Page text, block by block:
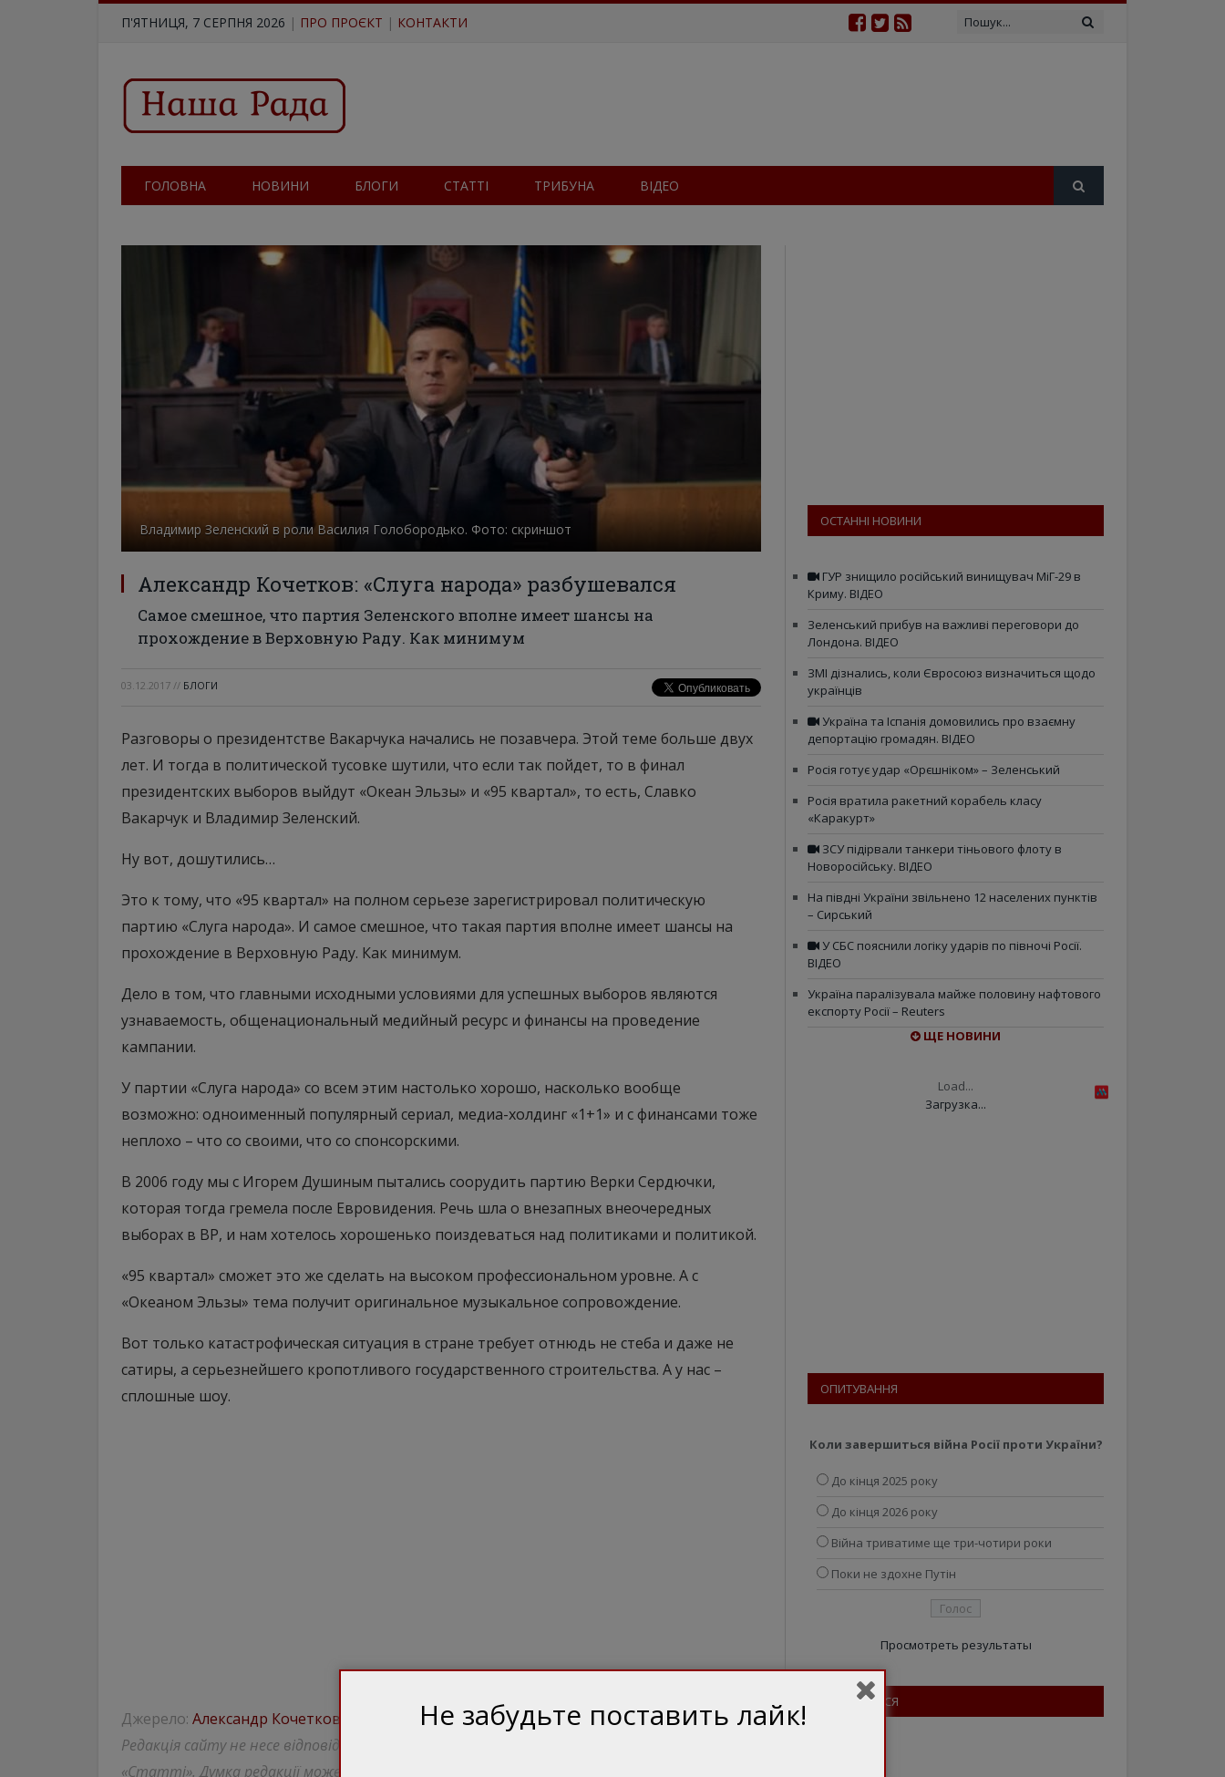
П'ЯТНИЦЯ, 7 СЕРПНЯ 2026 | ПРО ПРОЄКТ | КОНТАКТИ
ГОЛОВНА НОВИНИ БЛОГИ СТАТТІ ТРИБУНА ВІДЕО
Владимир Зеленский в роли Василия Голобородько. Фото: скриншот
Александр Кочетков: «Слуга народа» разбушевался
Самое смешное, что партия Зеленского вполне имеет шансы на
прохождение в Верховную Раду. Как минимум
03.12.2017 // БЛОГИ
Разговоры о президентстве Вакарчука начались не позавчера. Этой теме больше двух
лет. И тогда в политической тусовке шутили, что если так пойдет, то в финал
президентских выборов выйдут «Океан Эльзы» и «95 квартал», то есть, Славко
Вакарчук и Владимир Зеленский.
Ну вот, дошутились…
Это к тому, что «95 квартал» на полном серьезе зарегистрировал политическую
партию «Слуга народа». И самое смешное, что такая партия вполне имеет шансы на
прохождение в Верховную Раду. Как минимум.
Дело в том, что главными исходными условиями для успешных выборов являются
узнаваемость, общенациональный медийный ресурс и финансы на проведение
кампании.
У партии «Слуга народа» со всем этим настолько хорошо, насколько вообще
возможно: одноименный популярный сериал, медиа-холдинг «1+1» и с финансами тоже
неплохо – что со своими, что со спонсорскими.
В 2006 году мы с Игорем Душиным пытались соорудить партию Верки Сердючки,
которая тогда гремела после Евровидения. Речь шла о внезапных внеочередных
выборах в ВР, и нам хотелось хорошенько поиздеваться над политиками и политикой.
«95 квартал» сможет это же сделать на высоком профессиональном уровне. А с
«Океаном Эльзы» тема получит оригинальное музыкальное сопровождение.
Вот только катастрофическая ситуация в стране требует отнюдь не стеба и даже не
сатиры, а серьезнейшего кропотливого государственного строительства. А у нас –
сплошные шоу.
Джерело: Александр Кочетков / Facebook
Редакція сайту не несе відповідальності за зміст матеріалів у рубриках «Блоги» та
«Статті». Думка редакції може відрізнятись від авторської.
ОСТАННІ НОВИНИ
ГУР знищило російський винищувач МіГ-29 в
Криму. ВІДЕО
Зеленський прибув на важливі переговори до
Лондона. ВІДЕО
ЗМІ дізнались, коли Євросоюз визначиться щодо
українців
Україна та Іспанія домовились про взаємну
депортацію громадян. ВІДЕО
Росія готує удар «Орєшніком» – Зеленський
Росія вратила ракетний корабель класу
«Каракурт»
ЗСУ підірвали танкери тіньового флоту в
Новоросійську. ВІДЕО
На півдні України звільнено 12 населених пунктів
– Сирський
У СБС пояснили логіку ударів по півночі Росії.
ВІДЕО
Україна паралізувала майже половину нафтового
експорту Росії – Reuters
ЩЕ НОВИНИ
Load...
Загрузка...
ОПИТУВАННЯ
Коли завершиться війна Росії проти України?
До кінця 2025 року
До кінця 2026 року
Війна триватиме ще три-чотири роки
Поки не здохне Путін
Просмотреть результаты
ПІДПИШІТЬСЯ
Не забудьте поставить лайк!